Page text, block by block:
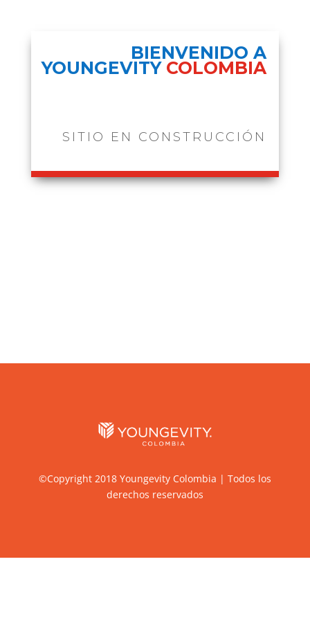
BIENVENIDO A
YOUNGEVITY COLOMBIA
SITIO EN CONSTRUCCIÓN
©Copyright 2018 Youngevity Colombia | Todos los
derechos reservados